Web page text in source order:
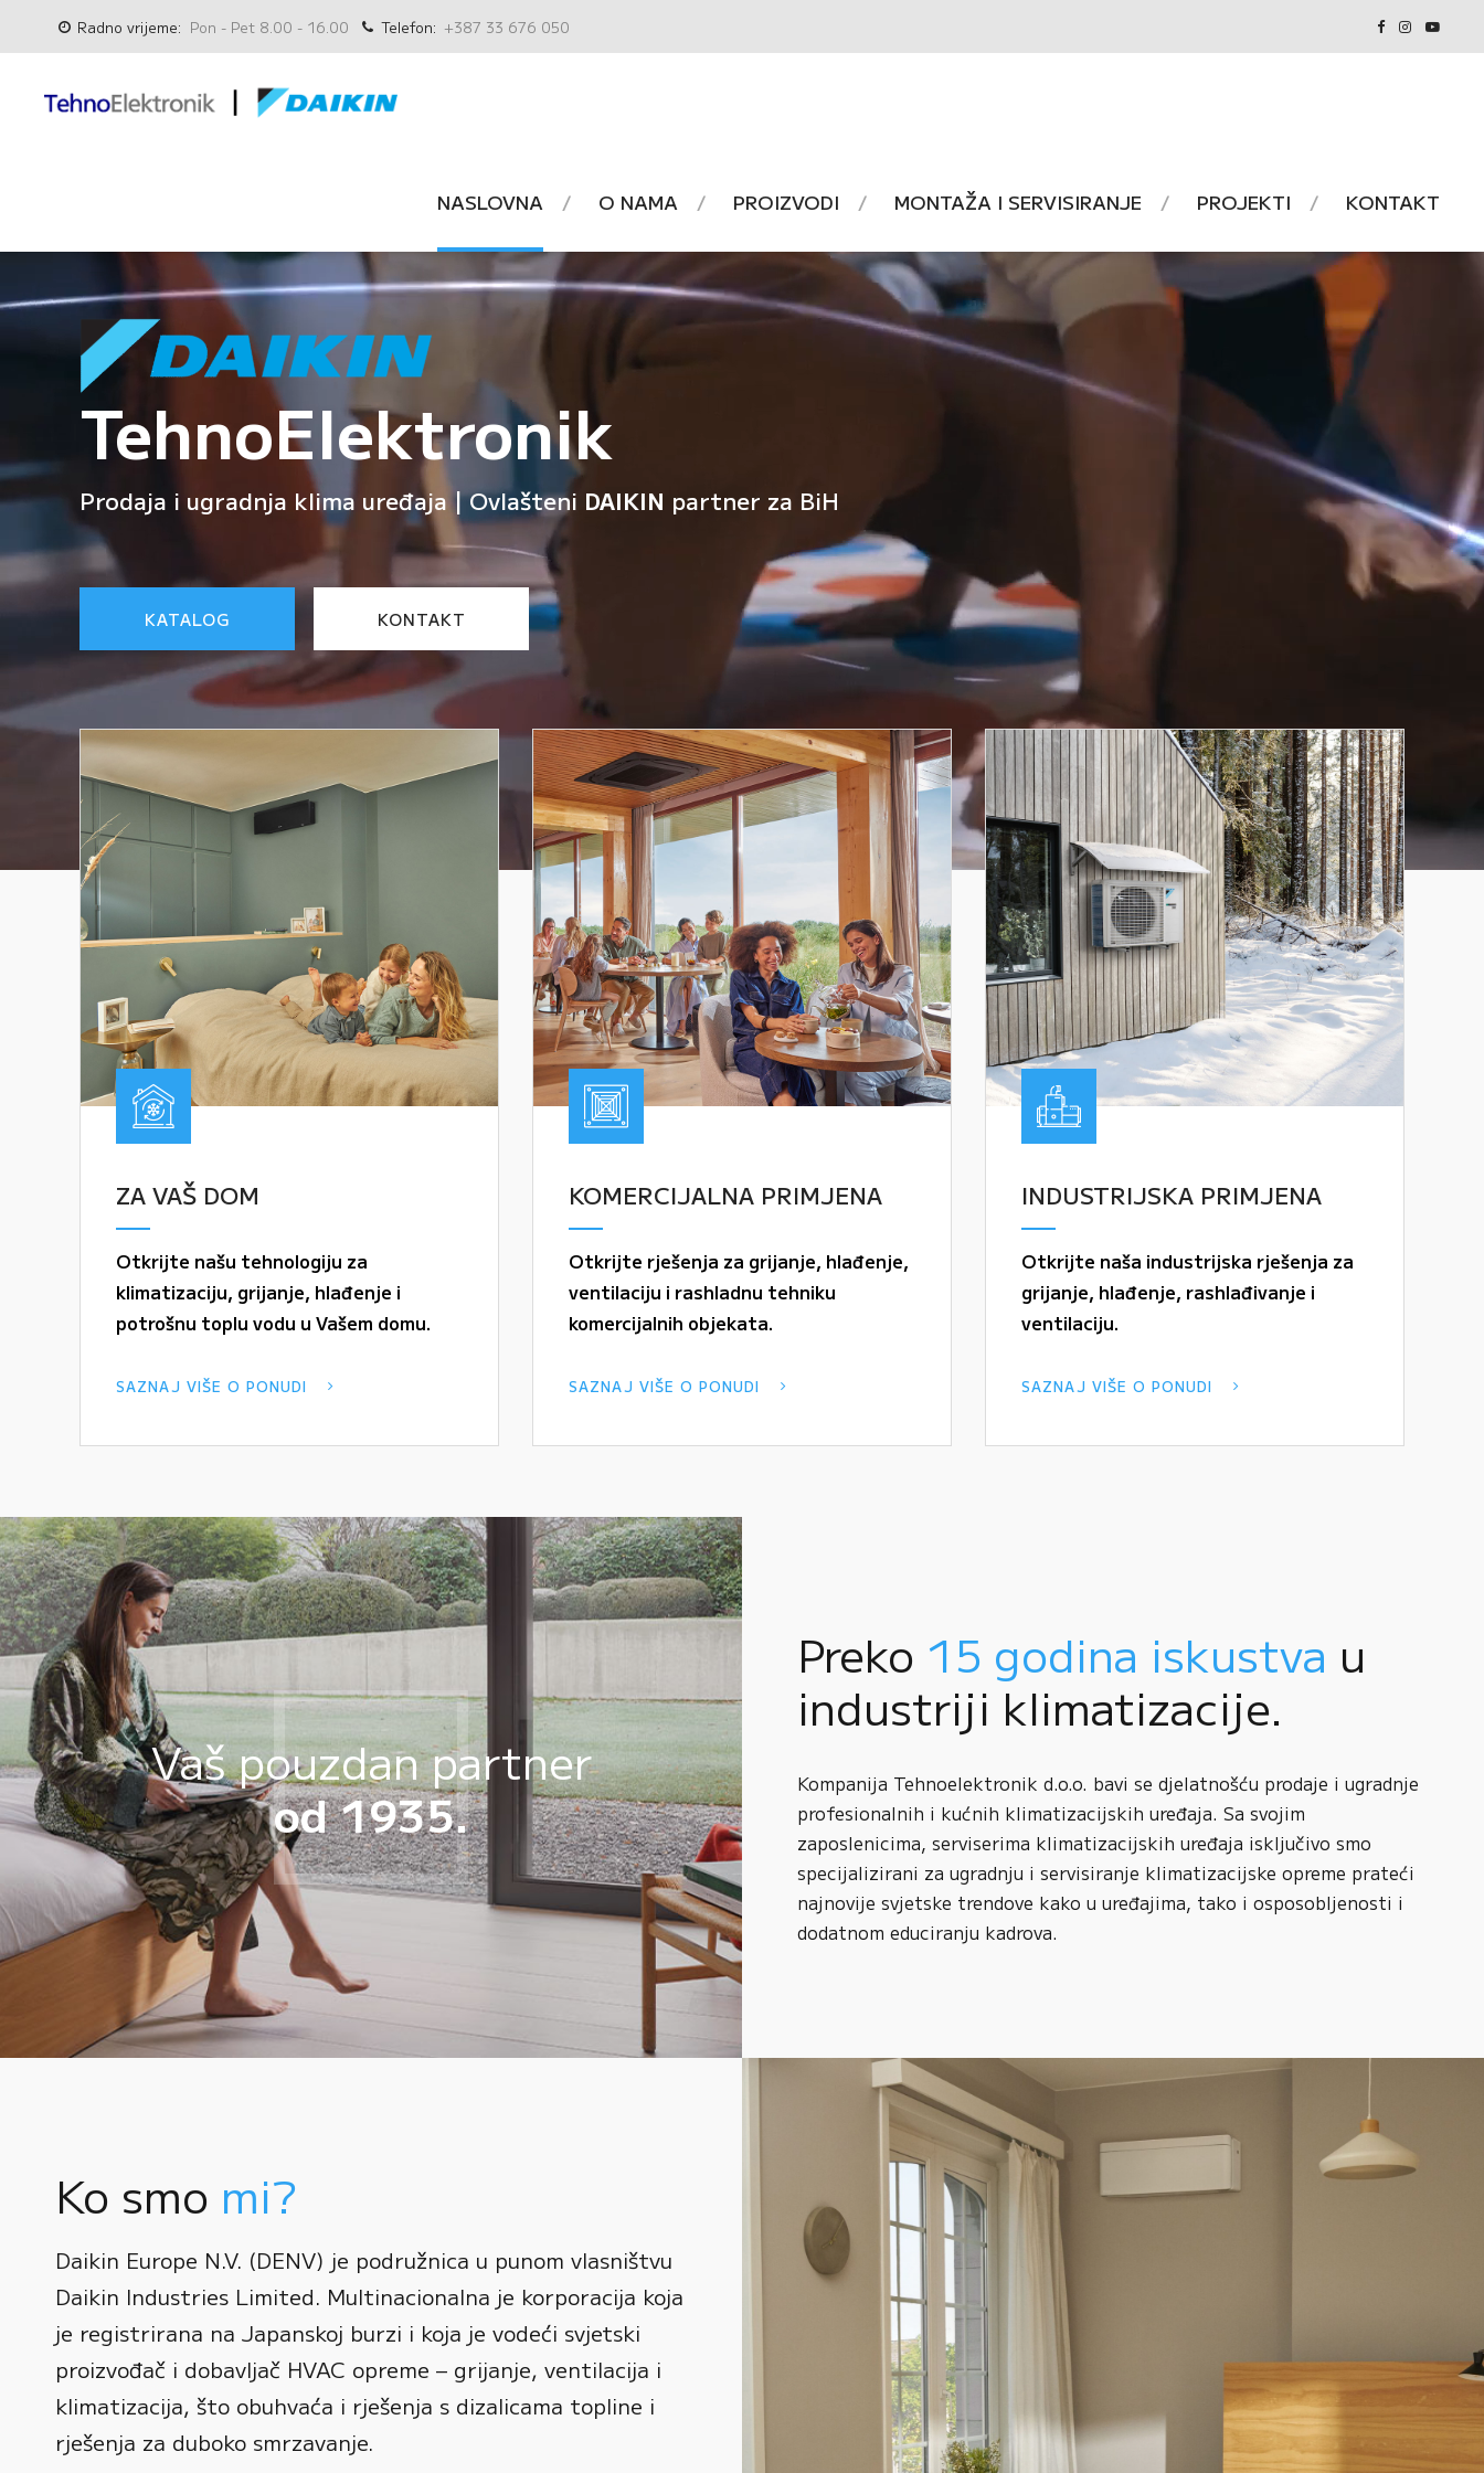
Radno vrijeme: Pon - Pet 8.00 - 16.00 Telefon: +387 33 676 050
NASLOVNA O NAMA PROIZVODI MONTAŽA I SERVISIRANJE PROJEKTI KONTAKT
TehnoElektronik
Prodaja i ugradnja klima uređaja | Ovlašteni DAIKIN partner za BiH
KATALOG KONTAKT
ZA VAŠ DOM
Otkrijte našu tehnologiju za
klimatizaciju, grijanje, hlađenje i
potrošnu toplu vodu u Vašem domu.
SAZNAJ VIŠE O PONUDI
KOMERCIJALNA PRIMJENA
Otkrijte rješenja za grijanje, hlađenje,
ventilaciju i rashladnu tehniku
komercijalnih objekata.
SAZNAJ VIŠE O PONUDI
INDUSTRIJSKA PRIMJENA
Otkrijte naša industrijska rješenja za
grijanje, hlađenje, rashlađivanje i
ventilaciju.
SAZNAJ VIŠE O PONUDI
Vaš pouzdan partner
od 1935.
Preko 15 godina iskustva u
industriji klimatizacije.
Kompanija Tehnoelektronik d.o.o. bavi se djelatnošću prodaje i ugradnje
profesionalnih i kućnih klimatizacijskih uređaja. Sa svojim
zaposlenicima, serviserima klimatizacijskih uređaja isključivo smo
specijalizirani za ugradnju i servisiranje klimatizacijske opreme prateći
najnovije svjetske trendove kako u uređajima, tako i osposobljenosti i
dodatnom educiranju kadrova.
Ko smo mi?
Daikin Europe N.V. (DENV) je podružnica u punom vlasništvu
Daikin Industries Limited. Multinacionalna je korporacija koja
je registrirana na Japanskoj burzi i koja je vodeći svjetski
proizvođač i dobavljač HVAC opreme – grijanje, ventilacija i
klimatizacija, što obuhvaća i rješenja s dizalicama topline i
rješenja za duboko smrzavanje.
0
1
2
3
4
0
1
2
3
0
1
2
0